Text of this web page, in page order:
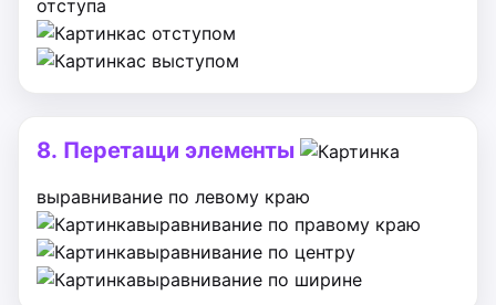
отступа
с отступом
с выступом
8. Перетащи элементы
выравнивание по левому краю
выравнивание по правому краю
выравнивание по центру
выравнивание по ширине